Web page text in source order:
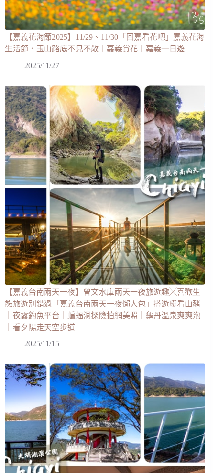
【嘉義花海節2025】11/29、11/30「回嘉看花吧」嘉義花海
生活節．玉山路底不見不散｜嘉義賞花｜嘉義一日遊
2025/11/27
【嘉義台南兩天一夜】曾文水庫兩天一夜旅遊趣╳喜歡生
態旅遊別錯過「嘉義台南兩天一夜懶人包」搭遊艇看山豬
｜夜露釣魚平台｜蝙蝠洞探險拍網美照｜龜丹溫泉爽爽泡
｜看夕陽走天空步道
2025/11/15